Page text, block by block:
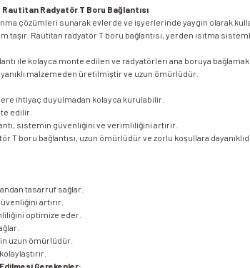
Radyatör T Boru Bağlantısı
çözümleri sunarak evlerde ve işyerlerinde yaygın olarak
Rautitan radyatör T boru bağlantısı, yerden ısıtma
ile kolayca monte edilen ve radyatörleri ana boruya
malzemeden üretilmiştir ve uzun ömürlüdür.
ihtiyaç duyulmadan kolayca kurulabilir.
edilir.
sistemin güvenliğini ve verimliliğini artırır.
boru bağlantısı, uzun ömürlüdür ve zorlu koşullara
tasarruf sağlar.
artırır.
optimize eder.
uzun ömürlüdür.